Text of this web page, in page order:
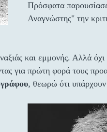
Πρόσφατα
Αναγνώστης" την
και εμμονής. Αλλά όχι
για πρώτη φορά τους
, θεωρώ ότι